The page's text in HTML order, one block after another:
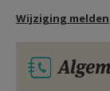
HULP
Wijziging melden